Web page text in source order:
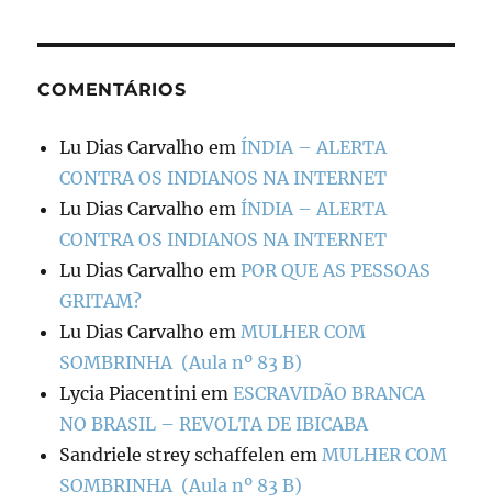
COMENTÁRIOS
Lu Dias Carvalho em ÍNDIA – ALERTA
CONTRA OS INDIANOS NA INTERNET
Lu Dias Carvalho em ÍNDIA – ALERTA
CONTRA OS INDIANOS NA INTERNET
Lu Dias Carvalho emPOR QUE AS PESSOAS
GRITAM?
Lu Dias Carvalho emMULHER COM
SOMBRINHA (Aula nº 83 B)
Lycia Piacentini emESCRAVIDÃO BRANCA
NO BRASIL – REVOLTA DE IBICABA
Sandriele strey schaffelen emMULHER COM
SOMBRINHA (Aula nº 83 B)